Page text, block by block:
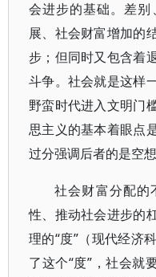
会进步的基础。差
展、社会财富增加的
步；但同时又包含着
斗争。社会就是这样
野蛮时代进入文明门
思主义的基本着眼点
过分强调后者的是空
社会财富分配的
性、推动社会进步的
理的“度”（现代经济
了这个“度”，社会就